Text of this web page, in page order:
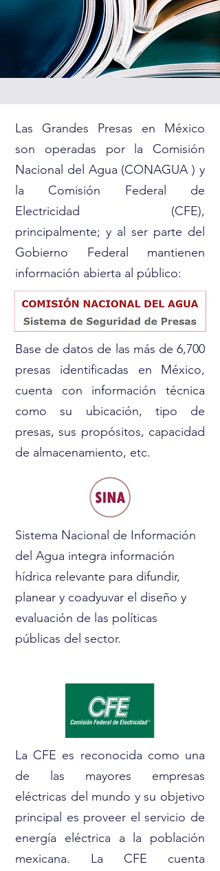
Las Grandes Presas en México
son operadas por la Comisión
Nacional del Agua (CONAGUA ) y
la Comisión Federal de
Electricidad (CFE),
principalmente; y al ser parte del
Gobierno Federal mantienen
información abierta al público:
Base de datos de las más de 6,700
presas identificadas en México,
cuenta con información técnica
como su ubicación, tipo de
presas, sus propósitos, capacidad
de almacenamiento, etc.
Sistema Nacional de Información
del Agua integra información
hídrica relevante para difundir,
planear y coadyuvar el diseño y
evaluación de las políticas
públicas del sector.
La CFE es reconocida como una
de las mayores empresas
eléctricas del mundo y su objetivo
principal es proveer el servicio de
energía eléctrica a la población
mexicana. La CFE cuenta